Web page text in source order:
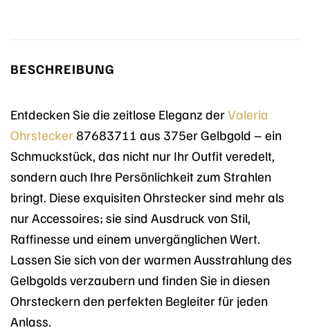
BESCHREIBUNG
Entdecken Sie die zeitlose Eleganz derValeria
Ohrstecker 87683711 aus 375er Gelbgold – ein
Schmuckstück, das nicht nur Ihr Outfit veredelt,
sondern auch Ihre Persönlichkeit zum Strahlen
bringt. Diese exquisiten Ohrstecker sind mehr als
nur Accessoires; sie sind Ausdruck von Stil,
Raffinesse und einem unvergänglichen Wert.
Lassen Sie sich von der warmen Ausstrahlung des
Gelbgolds verzaubern und finden Sie in diesen
Ohrsteckern den perfekten Begleiter für jeden
Anlass.